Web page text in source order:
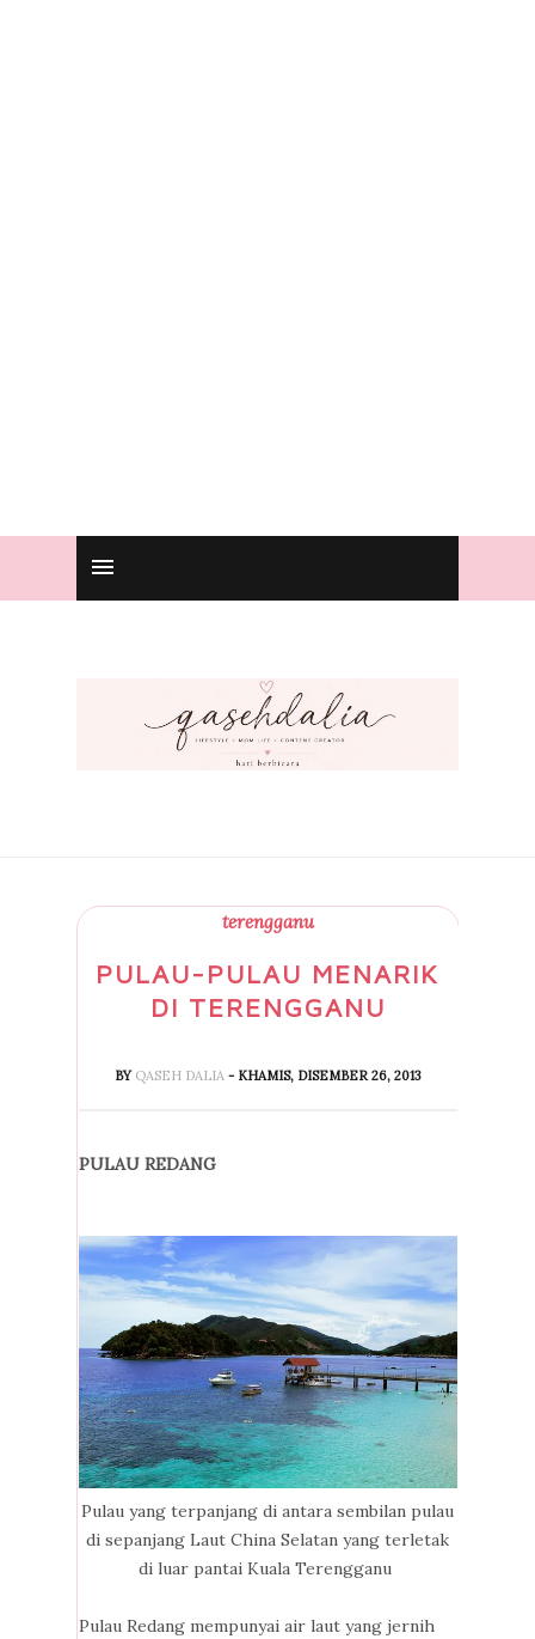
terengganu
PULAU-PULAU MENARIK
DI TERENGGANU
BY QASEH DALIA - KHAMIS, DISEMBER 26, 2013
PULAU REDANG
Pulau yang terpanjang di antara sembilan pulau
di sepanjang Laut China Selatan yang terletak
di luar pantai Kuala Terengganu
Pulau Redang mempunyai air laut yang jernih